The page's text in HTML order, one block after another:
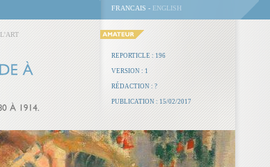
FRANCAIS - ENGLISH
REPORTICLE : 196
VERSION : 1
RÉDACTION : ?
PUBLICATION : 15/02/2017